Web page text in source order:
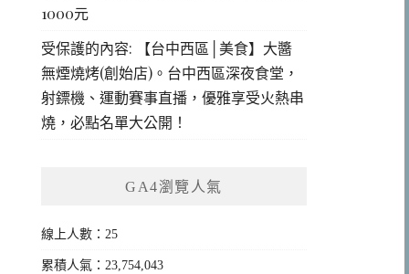
1000元
受保護的內容: 【台中西區│美食】大醬
無煙燒烤(創始店)。台中西區深夜食堂，
射鏢機、運動賽事直播，優雅享受火熱串
燒，必點名單大公開！
GA4瀏覽人氣
線上人數：25
累積人氣：23,754,043